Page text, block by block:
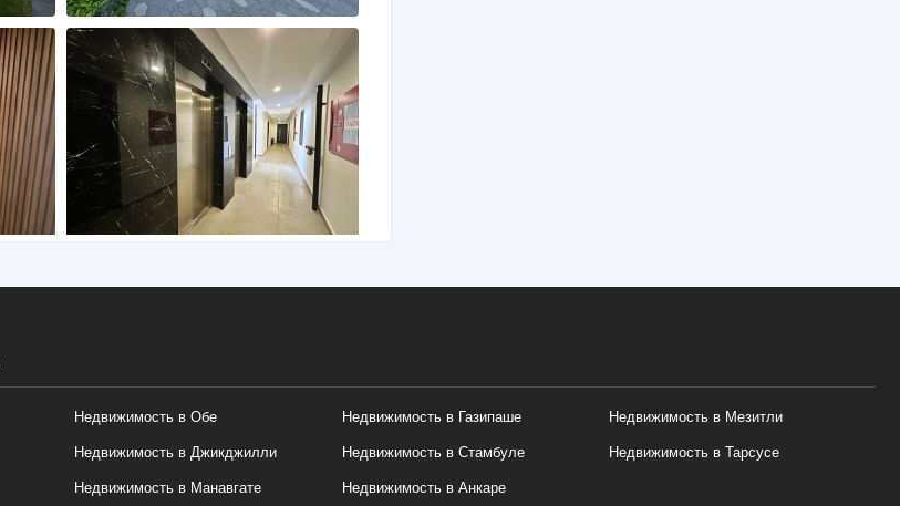
Недвижимость в Обе
Недвижимость в Джикджилли
Недвижимость в Манавгате
Недвижимость в Газипаше
Недвижимость в Стамбуле
Недвижимость в Анкаре
Недвижимость в Мезитли
Недвижимость в Тарсусе